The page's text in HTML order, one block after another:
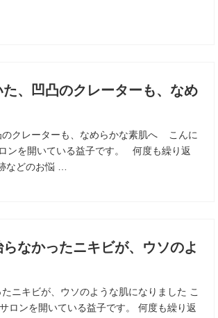
、凹凸のクレーターも、なめ
のクレーターも、なめらかな素肌へ こんに
ンを開いている益子です。 何度も繰り返
などのお悩 …
なかったニキビが、ウソのよ
ニキビが、ウソのような肌になりました こ
ロンを開いている益子です。 何度も繰り返